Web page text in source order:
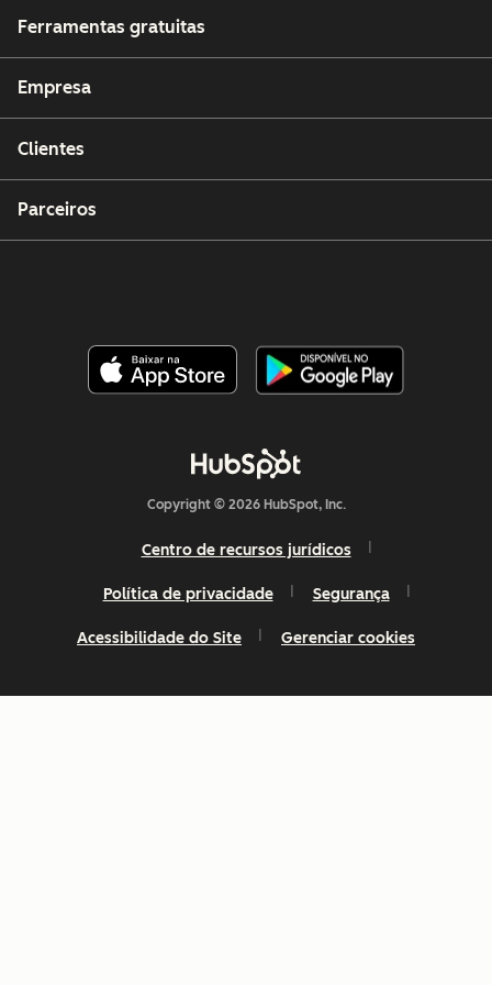
Ferramentas gratuitas
Empresa
Clientes
Parceiros
Copyright © 2026 HubSpot, Inc.
Centro de recursos jurídicos
Política de privacidade Segurança
Acessibilidade do Site Gerenciar cookies